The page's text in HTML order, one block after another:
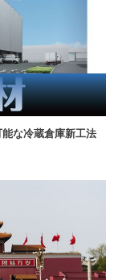
能な冷蔵倉庫新工法